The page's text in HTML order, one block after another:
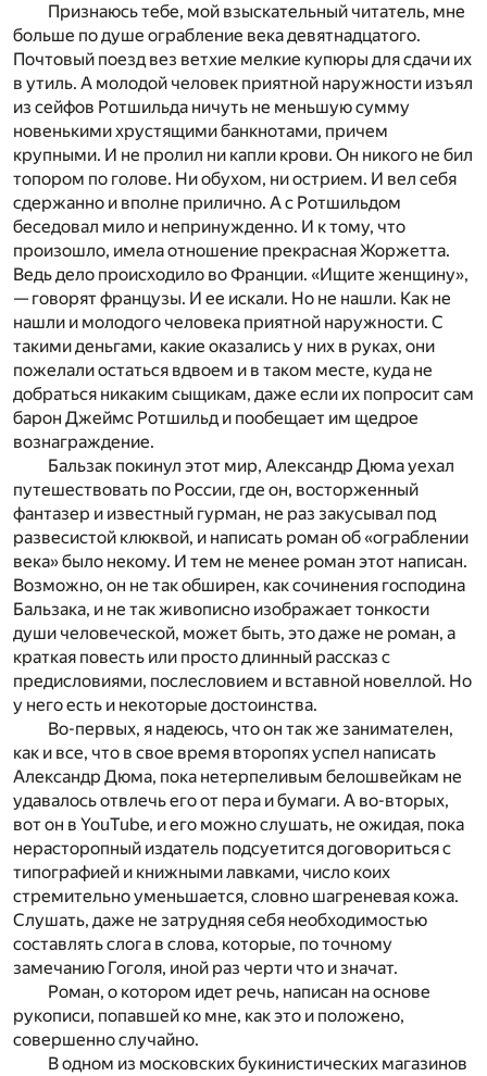
Признаюсь тебе, мой взыскательный читатель, мне
больше по душе ограбление века девятнадцатого.
Почтовый поезд вез ветхие мелкие купюры для сдачи их
в утиль. А молодой человек приятной наружности изъял
из сейфов Ротшильда ничуть не меньшую сумму
новенькими хрустящими банкнотами, причем
крупными. И не пролил ни капли крови. Он никого не бил
топором по голове. Ни обухом, ни острием. И вел себя
сдержанно и вполне прилично. А с Ротшильдом
беседовал мило и непринужденно. И к тому, что
произошло, имела отношение прекрасная Жоржетта.
Ведь дело происходило во Франции. «Ищите женщину»,
— говорят французы. И ее искали. Но не нашли. Как не
нашли и молодого человека приятной наружности. С
такими деньгами, какие оказались у них в руках, они
пожелали остаться вдвоем и в таком месте, куда не
добраться никаким сыщикам, даже если их попросит сам
барон Джеймс Ротшильд и пообещает им щедрое
вознаграждение.
Бальзак покинул этот мир, Александр Дюма уехал
путешествовать по России, где он, восторженный
фантазер и известный гурман, не раз закусывал под
развесистой клюквой, и написать роман об «ограблении
века» было некому. И тем не менее роман этот написан.
Возможно, он не так обширен, как сочинения господина
Бальзака, и не так живописно изображает тонкости
души человеческой, может быть, это даже не роман, а
краткая повесть или просто длинный рассказ с
предисловиями, послесловием и вставной новеллой. Но
у него есть и некоторые достоинства.
Во-первых, я надеюсь, что он так же занимателен,
как и все, что в свое время второпях успел написать
Александр Дюма, пока нетерпеливым белошвейкам не
удавалось отвлечь его от пера и бумаги. А во-вторых,
вот он в YouTube, и его можно слушать, не ожидая, пока
нерасторопный издатель подсуетится договориться с
типографией и книжными лавками, число коих
стремительно уменьшается, словно шагреневая кожа.
Слушать, даже не затрудняя себя необходимостью
составлять слога в слова, которые, по точному
замечанию Гоголя, иной раз черти что и значат.
Роман, о котором идет речь, написан на основе
рукописи, попавшей ко мне, как это и положено,
совершенно случайно.
В одном из московских букинистических магазинов